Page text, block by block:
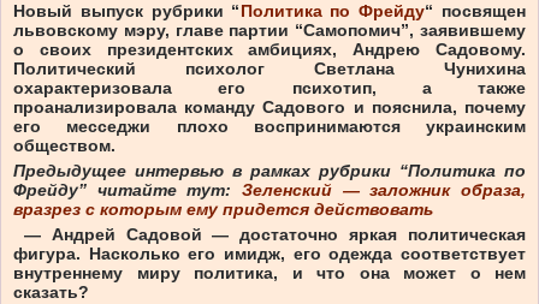
Новый выпуск рубрики “Политика по Фрейду“ посвящен
львовскому мэру, главе партии “Самопомич”, заявившему
о своих президентских амбициях, Андрею Садовому.
Политический психолог Светлана Чунихина
охарактеризовала его психотип, а также
проанализировала команду Садового и пояснила, почему
его месседжи плохо воспринимаются украинским
обществом.
Предыдущее интервью в рамках рубрики “Политика по
Фрейду” читайте тут: Зеленский — заложник образа,
вразрез с которым ему придется действовать
— Андрей Садовой — достаточно яркая политическая
фигура. Насколько его имидж, его одежда соответствует
внутреннему миру политика, и что она может о нем
сказать?